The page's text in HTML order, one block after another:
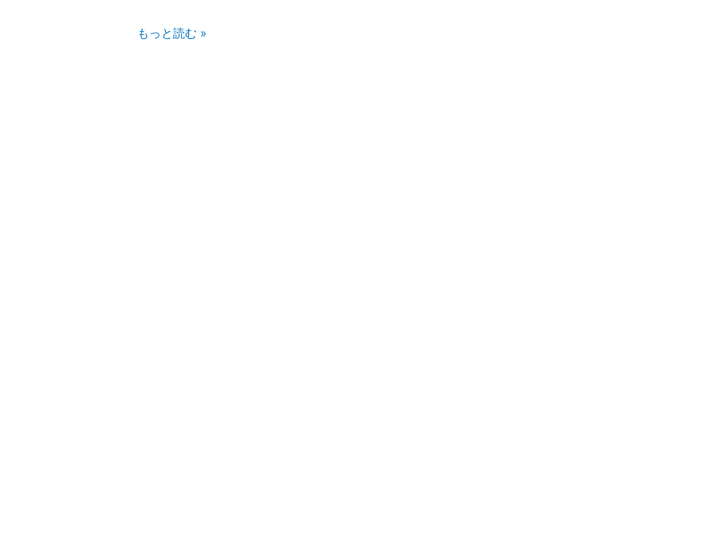
もっと読む »